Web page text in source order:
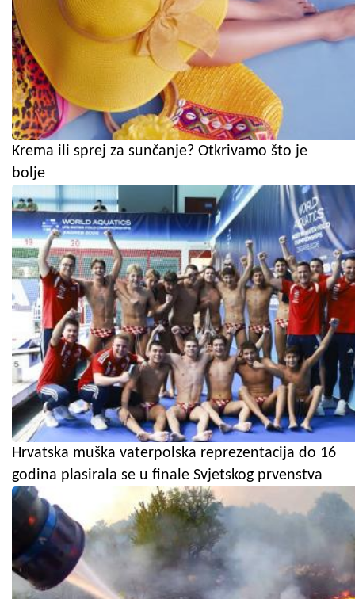
Krema ili sprej za sunčanje? Otkrivamo što je
bolje
Hrvatska muška vaterpolska reprezentacija do 16
godina plasirala se u finale Svjetskog prvenstva